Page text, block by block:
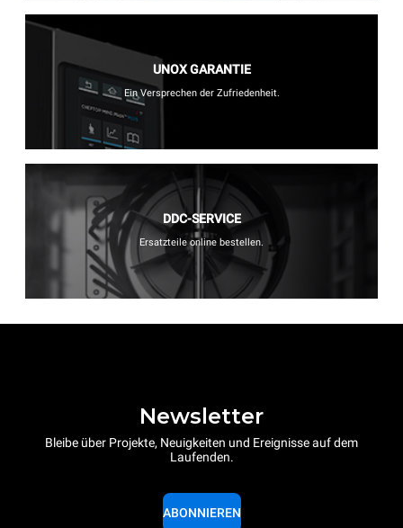
UNOX GARANTIE
Ein Versprechen der Zufriedenheit.
DDC-SERVICE
Ersatzteile online bestellen.
Newsletter
Bleibe über Projekte, Neuigkeiten und Ereignisse auf dem
Laufenden.
ABONNIEREN